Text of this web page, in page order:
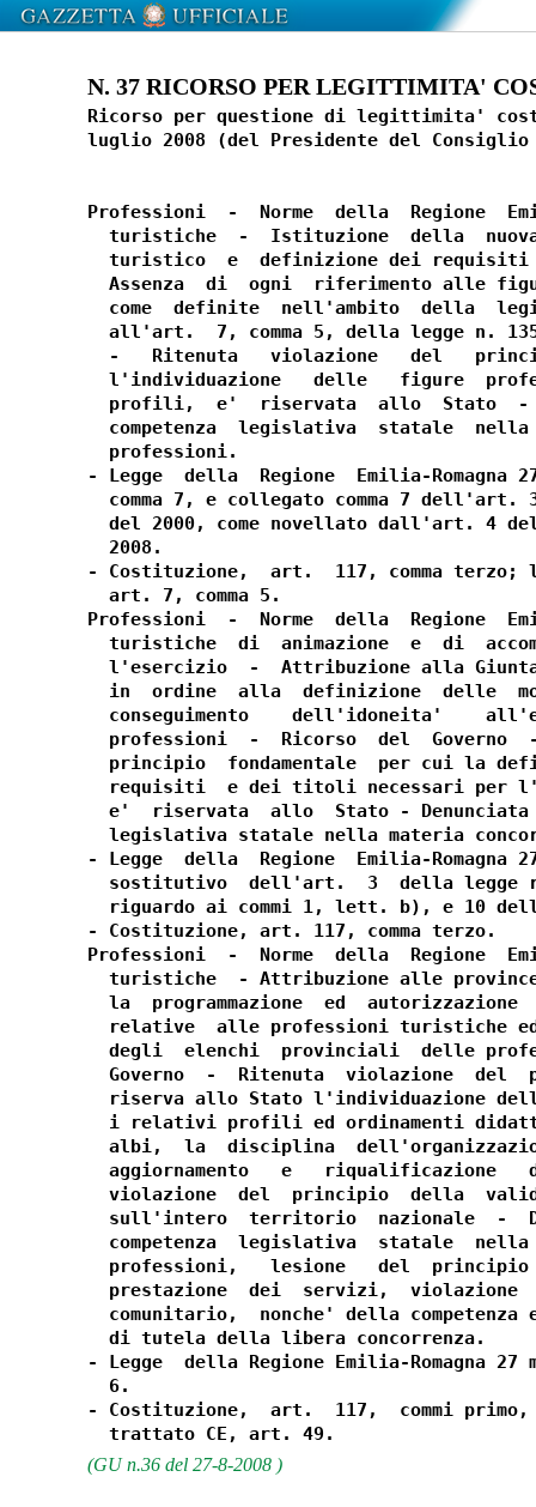
N. 37 RICORSO PER LEGITTIMITA'
Ricorso per questione di legittimita'
luglio 2008 (del Presidente del
Professioni  -  Norme  della  Regione
turistiche  -  Istituzione  della
turistico  e  definizione dei
Assenza  di  ogni  riferimento alle
come  definite  nell'ambito  della
all'art.  7, comma 5, della legge n.
-   Ritenuta   violazione   del
l'individuazione   delle   figure
profili,  e'  riservata  allo  Stato
competenza  legislativa  statale
  professioni.
- Legge  della  Regione  Emilia-Romagna
comma 7, e collegato comma 7 dell'art.
del 2000, come novellato dall'art. 4
  2008.
- Costituzione,  art.  117, comma terzo;
  art. 7, comma 5.
Professioni  -  Norme  della  Regione
turistiche  di  animazione  e  di
l'esercizio  -  Attribuzione alla
in  ordine  alla  definizione  delle
conseguimento    dell'idoneita'
professioni  -  Ricorso  del  Governo
principio  fondamentale  per cui la
requisiti  e dei titoli necessari per
e'  riservata  allo  Stato -
legislativa statale nella materia
- Legge  della  Regione  Emilia-Romagna
sostitutivo  dell'art.  3  della legge
riguardo ai commi 1, lett. b), e 10
- Costituzione, art. 117, comma terzo.
Professioni  -  Norme  della  Regione
turistiche  - Attribuzione alle
la  programmazione  ed  autorizzazione
relative  alle professioni turistiche
degli  elenchi  provinciali  delle
Governo  -  Ritenuta  violazione  del
riserva allo Stato l'individuazione
i relativi profili ed ordinamenti
albi,  la  disciplina
aggiornamento   e   riqualificazione
violazione  del  principio  della
sull'intero  territorio  nazionale  -
competenza  legislativa  statale
professioni,   lesione   del
prestazione  dei  servizi,  violazione
comunitario,  nonche' della competenza
  di tutela della libera concorrenza.
- Legge  della Regione Emilia-Romagna
  6.
- Costituzione,  art.  117,  commi
(GU n.36 del 27-8-2008 )